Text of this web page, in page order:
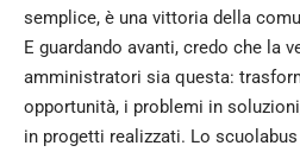
semplice, è una vittoria della
E guardando avanti, credo che la
amministratori sia questa:
opportunità, i problemi in
in progetti realizzati. Lo